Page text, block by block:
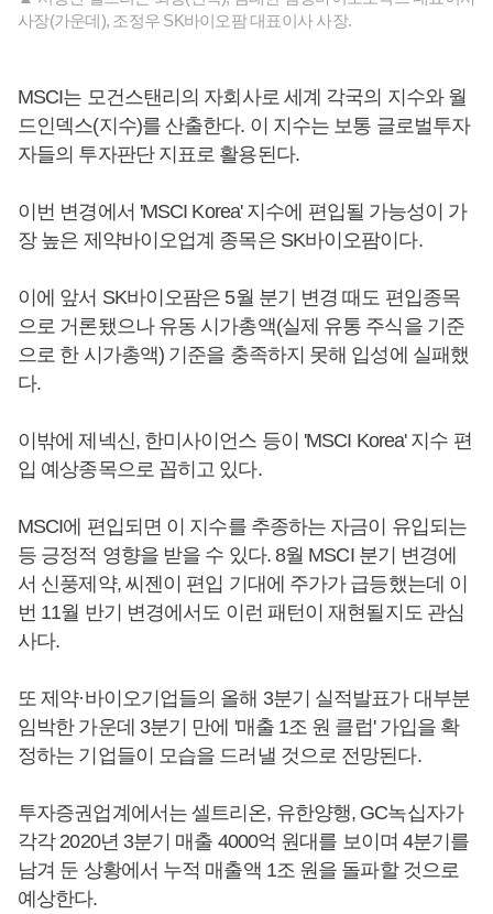
사장(가운데), 조정우 SK바이오팜 대표이사 사장.
MSCI는 모건스탠리의 자회사로 세계 각국의 지수와 월
드인덱스(지수)를 산출한다. 이 지수는 보통 글로벌투자
자들의 투자판단 지표로 활용된다.
이번 변경에서 'MSCI Korea' 지수에 편입될 가능성이 가
장 높은 제약바이오업계 종목은 SK바이오팜이다.
이에 앞서 SK바이오팜은 5월 분기 변경 때도 편입종목
으로 거론됐으나 유동 시가총액(실제 유통 주식을 기준
으로 한 시가총액) 기준을 충족하지 못해 입성에 실패했
다.
이밖에 제넥신, 한미사이언스 등이 'MSCI Korea' 지수 편
입 예상종목으로 꼽히고 있다.
MSCI에 편입되면 이 지수를 추종하는 자금이 유입되는
등 긍정적 영향을 받을 수 있다. 8월 MSCI 분기 변경에
서 신풍제약, 씨젠이 편입 기대에 주가가 급등했는데 이
번 11월 반기 변경에서도 이런 패턴이 재현될지도 관심
사다.
또 제약·바이오기업들의 올해 3분기 실적발표가 대부분
임박한 가운데 3분기 만에 '매출 1조 원 클럽' 가입을 확
정하는 기업들이 모습을 드러낼 것으로 전망된다.
투자증권업계에서는 셀트리온, 유한양행, GC녹십자가
각각 2020년 3분기 매출 4000억 원대를 보이며 4분기를
남겨 둔 상황에서 누적 매출액 1조 원을 돌파할 것으로
예상한다.